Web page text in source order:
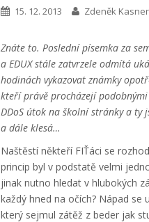
15. 12. 2013 Zdeněk Kasner
Znáte to. Poslední písemka za
a EDUX stále zatvrzele odmítá
hodinách vykazovat známky
kteří právě procházejí
DDoS útok na školní stránky a ty
a dále klesá…
Naštěstí někteří FIŤáci se
princip byl v podstatě velmi
jinak nutno hledat v hlubokých
každý hned na očích? Nápad se
který sejmul zátěž z beder jak